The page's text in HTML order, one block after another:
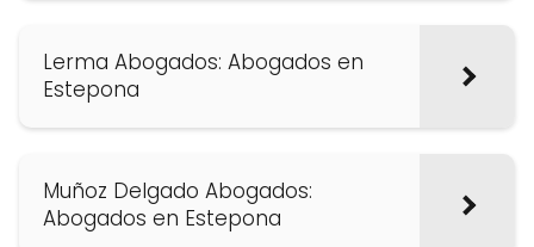
Lerma Abogados: Abogados en
Estepona
Muñoz Delgado Abogados:
Abogados en Estepona